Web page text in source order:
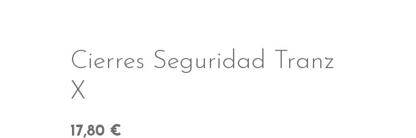
Cierres Seguridad Tranz
X
17,80 €